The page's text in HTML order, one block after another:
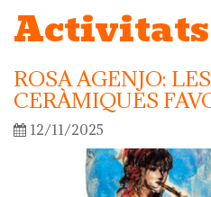
Activitats
ROSA AGENJO:
CERÀMIQUES
12/11/2025